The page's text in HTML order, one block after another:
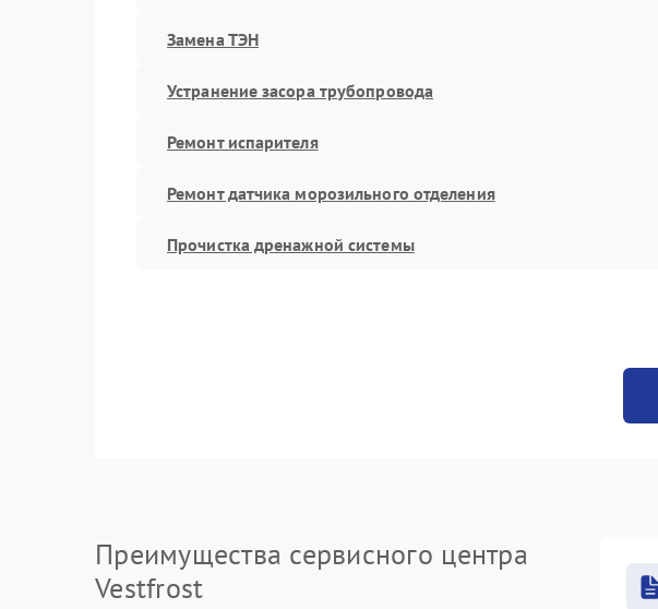
Замена ТЭН
Устранение засора трубопровода
Ремонт испарителя
Ремонт датчика морозильного отделения
Прочистка дренажной системы
Преимущества сервисного центра
Vestfrost